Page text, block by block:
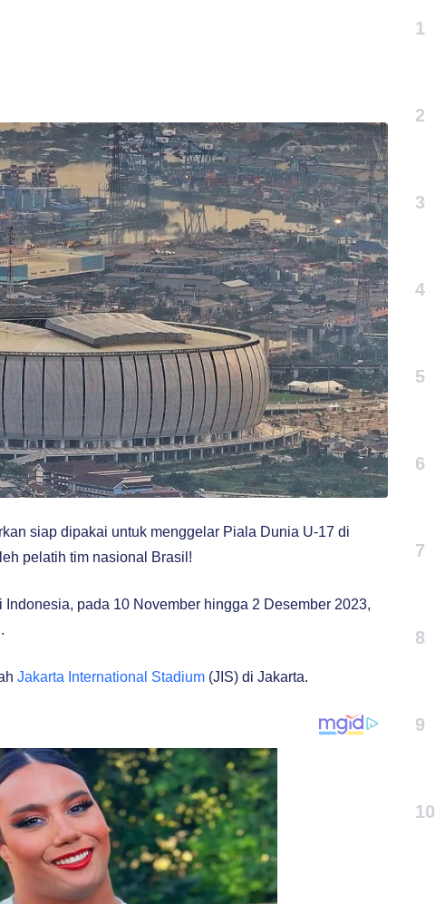
1
2
3
4
5
6
7
8
9
10
siap dipakai untuk menggelar Piala Dunia U-17 di
pelatih tim nasional Brasil!
Indonesia, pada 10 November hingga 2 Desember 2023,
Jakarta International Stadium (JIS) di Jakarta.